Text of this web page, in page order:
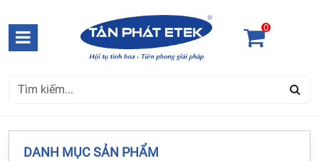
0
DANH MỤC SẢN PHẨM